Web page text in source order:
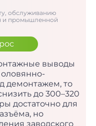
обслуживанию
и промышленной
выводы
демонтажем, то
до 300–320
достаточно для
но
заводского